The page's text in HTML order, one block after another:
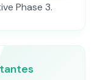
Phase 3.